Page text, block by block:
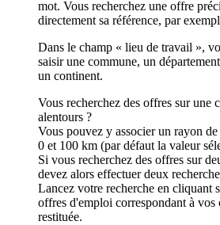
mot. Vous recherchez une offre
directement sa référence, par
Dans le champ « lieu de travail »,
saisir une commune, un
un continent.
Vous recherchez des offres sur une
alentours ?
Vous pouvez y associer un rayon
0 et 100 km (par défaut la valeur
Si vous recherchez des offres sur
devez alors effectuer deux
Lancez votre recherche en cliquant
offres d'emploi correspondant à vos
restituée.